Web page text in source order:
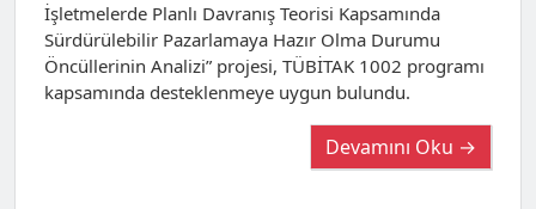
İşletmelerde Planlı Davranış Teorisi Kapsamında
Sürdürülebilir Pazarlamaya Hazır Olma Durumu
Öncüllerinin Analizi” projesi, TÜBİTAK 1002 programı
kapsamında desteklenmeye uygun bulundu.
Devamını Oku →